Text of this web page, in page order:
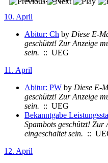
10. April
Abitur: Ch by Diese E-
geschützt! Zur Anzeige
sein. :: UEG
11. April
Abitur: PW by Diese E-
geschützt! Zur Anzeige
sein. :: UEG
Bekanntgabe
Spambots geschützt! Zur
eingeschaltet sein. ::
12. April